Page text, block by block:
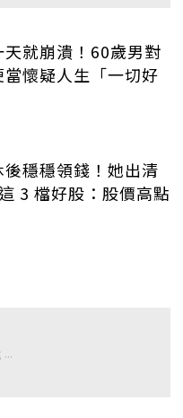
天就崩潰！60歲男對
當懷疑人生「一切好
後穩穩領錢！她出清
3 檔好股：股價高點